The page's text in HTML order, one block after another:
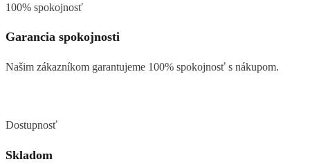
100% spokojnosť
Garancia spokojnosti
Našim zákazníkom garantujeme 100% spokojnosť s nákupom.
Dostupnosť
Skladom